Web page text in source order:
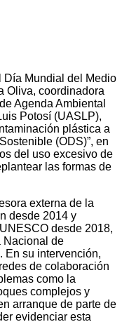
Día Mundial del Medio
Oliva, coordinadora
Agenda Ambiental
Potosí (UASLP),
plástica a
(ODS)”, en
del uso excesivo de
las formas de
externa de la
desde 2014 y
desde 2018,
Nacional de
En su intervención,
de colaboración
como la
complejos y
arranque de parte de
evidenciar esta